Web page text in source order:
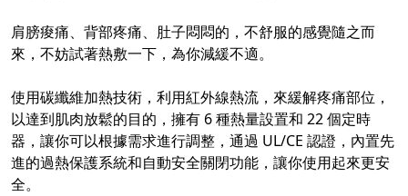
肩膀痠痛、背部疼痛、肚子悶悶的，不舒服的感覺隨之而
來，不妨試著熱敷一下，為你減緩不適。
使用碳纖維加熱技術，利用紅外線熱流，來緩解疼痛部位，
以達到肌肉放鬆的目的，擁有 6 種熱量設置和 22 個定時
器，讓你可以根據需求進行調整，通過 UL/CE 認證，內置先
進的過熱保護系統和自動安全關閉功能，讓你使用起來更安
全。